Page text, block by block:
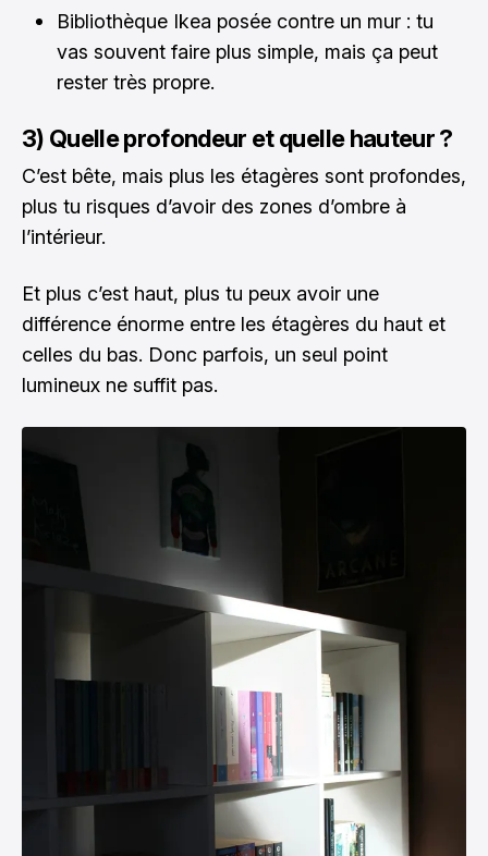
Bibliothèque Ikea posée contre un mur : tu
vas souvent faire plus simple, mais ça peut
rester très propre.
3) Quelle profondeur et quelle hauteur ?
C’est bête, mais plus les étagères sont profondes,
plus tu risques d’avoir des zones d’ombre à
l’intérieur.
Et plus c’est haut, plus tu peux avoir une
différence énorme entre les étagères du haut et
celles du bas. Donc parfois, un seul point
lumineux ne suffit pas.